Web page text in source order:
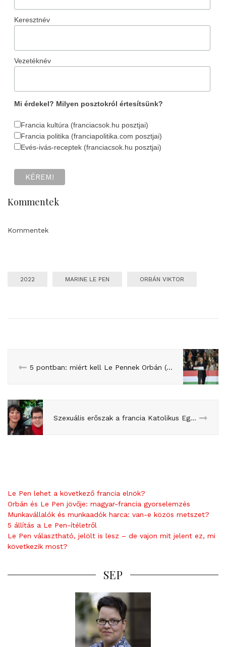
Keresztnév
Vezetéknév
Mi érdekel? Milyen posztokról értesítsünk?
Francia kultúra (franciacsok.hu posztjai)
Francia politika (franciapolitika.com posztjai)
Evés-ivás-receptek (franciacsok.hu posztjai)
Kommentek
Kommentek
2022 MARINE LE PEN ORBÁN VIKTOR
5 pontban: miért kell Le Pennek Orbán (és fordítva)?
Szexuális erőszak a francia Katolikus Egyházban: Perintfalvi Rita a Sauvé-jelentésről a Franciapolitikában
Le Pen lehet a következő francia elnök?
Orbán és Le Pen jövője: magyar-francia gyorselemzés
Munkavállalók és munkaadók harca: van-e közös metszet?
5 állítás a Le Pen-ítéletről
Le Pen választható, jelölt is lesz – de vajon mit jelent ez, mi
következik most?
SEP